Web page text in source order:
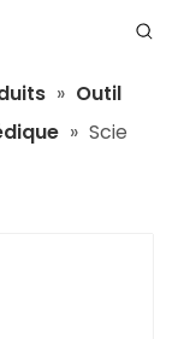
» Outil
» Scie